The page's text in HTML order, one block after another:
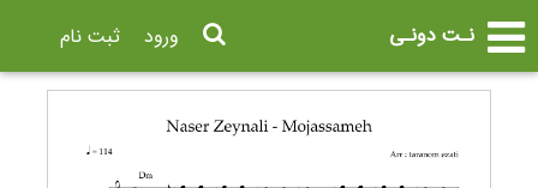
نـت دونـی ثبت نام ورود